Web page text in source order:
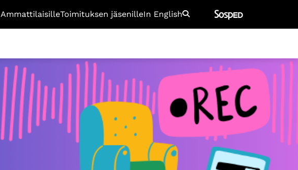
AmmattilaisilleToimituksen jäsenilleIn English Etsi